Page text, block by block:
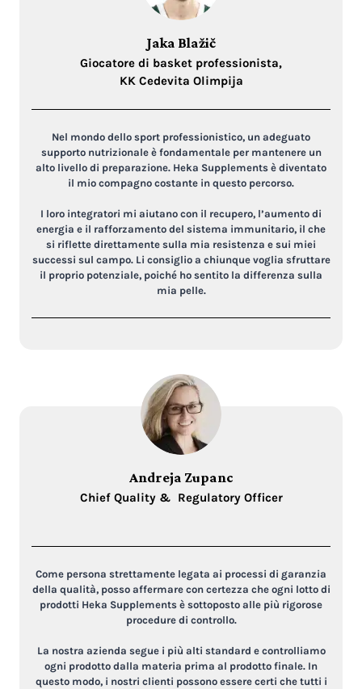
Jaka Blažič
Giocatore di basket professionista,
KK Cedevita Olimpija
Nel mondo dello sport professionistico, un adeguato
supporto nutrizionale è fondamentale per mantenere un
alto livello di preparazione. Heka Supplements è diventato
il mio compagno costante in questo percorso.
I loro integratori mi aiutano con il recupero, l’aumento di
energia e il rafforzamento del sistema immunitario, il che
si riflette direttamente sulla mia resistenza e sui miei
successi sul campo. Li consiglio a chiunque voglia sfruttare
il proprio potenziale, poiché ho sentito la differenza sulla
mia pelle.
Andreja Zupanc
Chief Quality & Regulatory Officer
Come persona strettamente legata ai processi di garanzia
della qualità, posso affermare con certezza che ogni lotto di
prodotti Heka Supplements è sottoposto alle più rigorose
procedure di controllo.
La nostra azienda segue i più alti standard e controlliamo
ogni prodotto dalla materia prima al prodotto finale. In
questo modo, i nostri clienti possono essere certi che tutti i